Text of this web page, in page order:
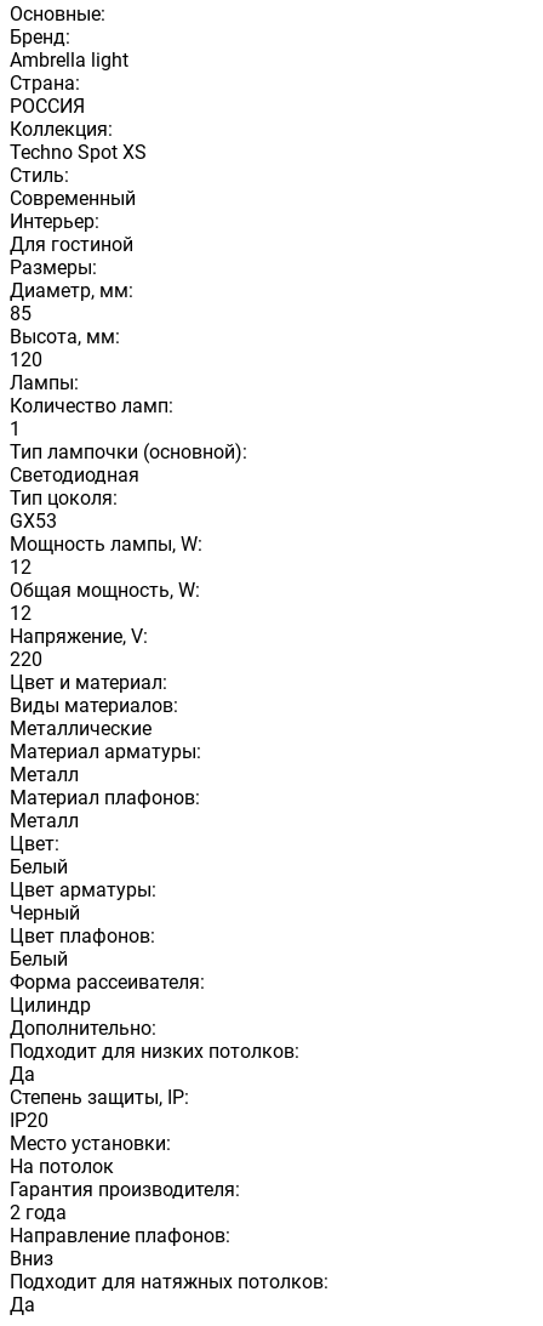
Основные:
Бренд:
Ambrella light
Страна:
РОССИЯ
Коллекция:
Techno Spot XS
Стиль:
Современный
Интерьер:
Для гостиной
Размеры:
Диаметр, мм:
85
Высота, мм:
120
Лампы:
Количество ламп:
1
Тип лампочки (основной):
Светодиодная
Тип цоколя:
GX53
Мощность лампы, W:
12
Общая мощность, W:
12
Напряжение, V:
220
Цвет и материал:
Виды материалов:
Металлические
Материал арматуры:
Металл
Материал плафонов:
Металл
Цвет:
Белый
Цвет арматуры:
Черный
Цвет плафонов:
Белый
Форма рассеивателя:
Цилиндр
Дополнительно:
Подходит для низких потолков:
Да
Степень защиты, IP:
IP20
Место установки:
На потолок
Гарантия производителя:
2 года
Направление плафонов:
Вниз
Подходит для натяжных потолков:
Да